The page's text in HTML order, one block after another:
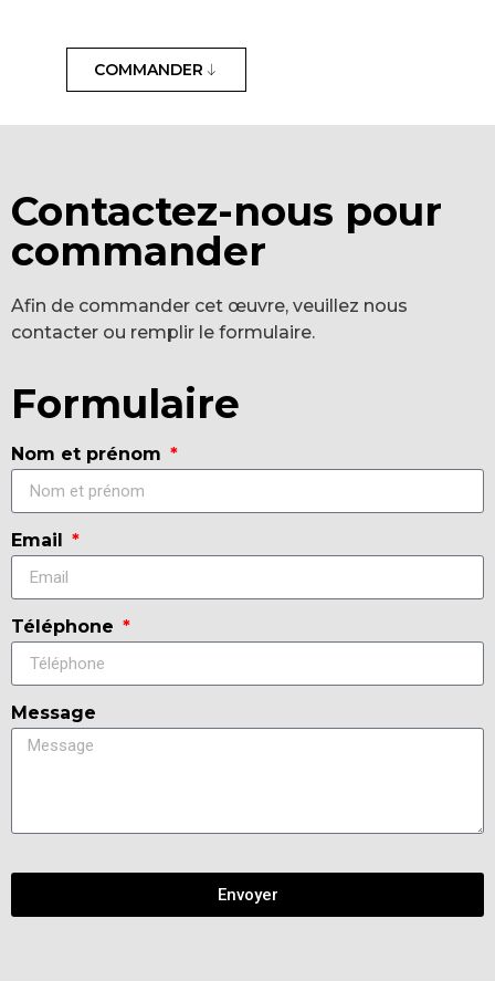
COMMANDER
Contactez-nous pour
commander
Afin de commander cet œuvre, veuillez nous
contacter ou remplir le formulaire.
Formulaire
Nom et prénom
Email
Téléphone
Message
Envoyer